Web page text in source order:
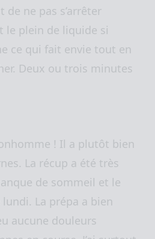
de ne pas s’arrêter
le plein de liquide si
ce qui fait envie tout en
Deux ou trois minutes
! Il a plutôt bien
La récup a été très
de sommeil et le
La prépa a bien
aucune douleurs